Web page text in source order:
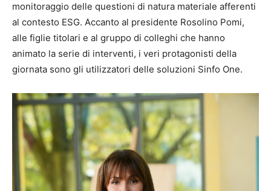
monitoraggio delle questioni di natura materiale afferenti
al contesto ESG. Accanto al presidente Rosolino Pomi,
alle figlie titolari e al gruppo di colleghi che hanno
animato la serie di interventi, i veri protagonisti della
giornata sono gli utilizzatori delle soluzioni Sinfo One.